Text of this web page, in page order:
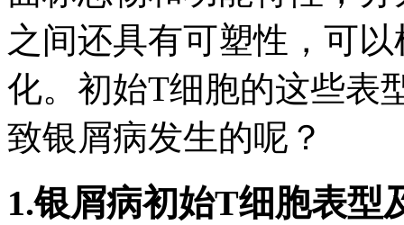
之间还具有可塑性，可
化。初始T细胞的这些表
致银屑病发生的呢？
1.银屑病初始T细胞表型